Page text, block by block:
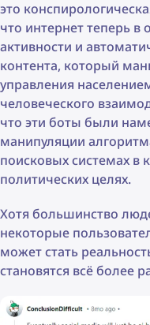
это
что интернет теперь в
активности и
контента, который
управления
человеческого
что эти боты были
манипуляции
поисковых системах в
политических целях.
Хотя большинство
некоторые
может стать
становятся всё более